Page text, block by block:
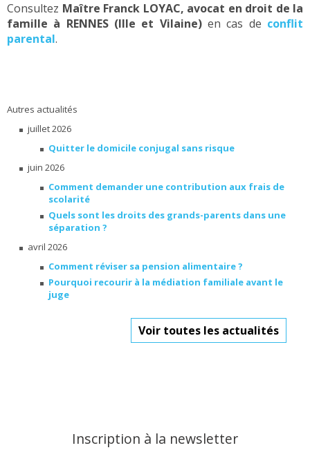
Consultez Maître Franck LOYAC, avocat en droit de la
famille à RENNES (Ille et Vilaine)en cas de conflit
parental.
Autres actualités
juillet 2026
Quitter le domicile conjugal sans risque
juin 2026
Comment demander une contribution aux frais de
scolarité
Quels sont les droits des grands-parents dans une
séparation ?
avril 2026
Comment réviser sa pension alimentaire ?
Pourquoi recourir à la médiation familiale avant le
juge
Voir toutes les actualités
Inscription à la newsletter